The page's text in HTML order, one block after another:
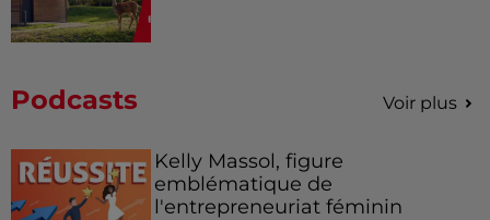
Podcasts Voir plus
Kelly Massol, figure
emblématique de
l'entrepreneuriat féminin